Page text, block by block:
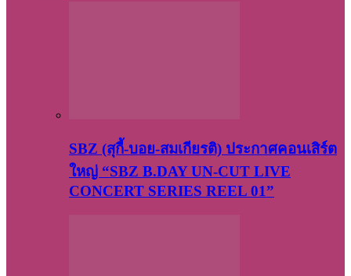
SBZ (สุกี้-บอย-สมเกียรติ) ประกาศคอนเสิร์ต
ใหญ่ “SBZ B.DAY UN-CUT LIVE
CONCERT SERIES REEL 01”